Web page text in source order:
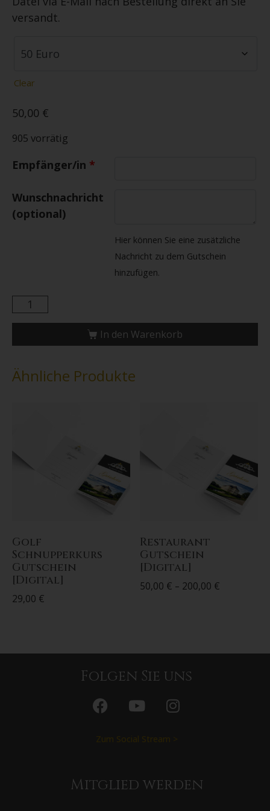
versandt.
Clear
50,00 €
905 vorrätig
Empfänger/in *
Wunschnachricht
(optional)
Hier können Sie eine zusätzliche
Nachricht zu dem Gutschein
hinzufügen.
In den Warenkorb
Ähnliche Produkte
Golf
Schnupperkurs
Gutschein
[Digital]
29,00 €
Restaurant
Gutschein
[Digital]
50,00 € – 200,00 €
Folgen Sie uns
Zum Social Stream >
Mitglied werden